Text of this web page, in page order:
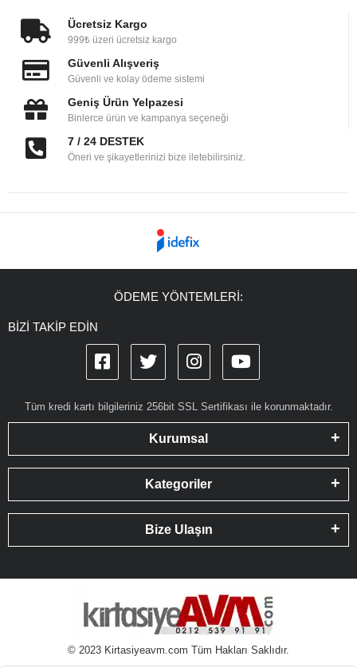
Ücretsiz Kargo
999₺ üzeri ücretsiz kargo
Güvenli Alışveriş
Güvenli ve kolay ödeme sistemi
Geniş Ürün Yelpazesi
Binlerce ürün ve kampanya seçeneği
7 / 24 DESTEK
Öneri ve şikayetlerinizi bize iletebilirsiniz.
ÖDEME YÖNTEMLERİ:
BİZİ TAKİP EDİN
Tüm kredi kartı bilgileriniz 256bit SSL Sertifikası ile korunmaktadır.
Kurumsal
Kategoriler
Bize Ulaşın
© 2023 Kirtasiyeavm.com Tüm Hakları Saklıdır.